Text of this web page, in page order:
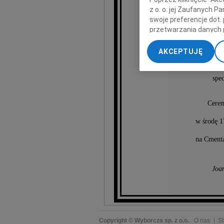
doktor nauk
w środę
na
Copyright © Wyborcza sp. z o.o. O nas
z o. o. jej Zaufanych
swoje preferencje dot.
przetwarzania danych
„Ustawienia
My, nasi Zaufani
dokładnych danych
Przechowywanie
AKCEPTUJĘ